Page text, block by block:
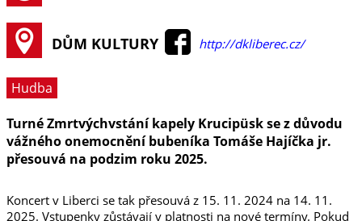
DŮM KULTURY http://dkliberec.cz/
Hudba
Turné Zmrtvýchvstání kapely Krucipüsk se z důvodu
vážného onemocnění bubeníka Tomáše Hajíčka jr.
přesouvá na podzim roku 2025.
Koncert v Liberci se tak přesouvá z 15. 11. 2024 na 14. 11.
2025. Vstupenky zůstávají v platnosti na nové termíny. Pokud